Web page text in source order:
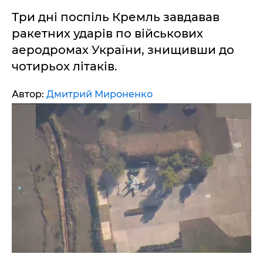
Три дні поспіль Кремль завдавав
ракетних ударів по військових
аеродромах України, знищивши до
чотирьох літаків.
Автор: Дмитрий Мироненко